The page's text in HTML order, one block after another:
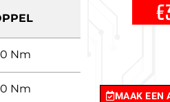
Nm
Nm
MAAK EEN